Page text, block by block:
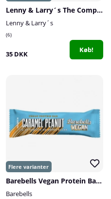
Lenny & Larry´s The Complete Cookie, 113 g
Lenny & Larry´s
6
35 DKK Køb!
Barebells Vegan Protein Bar, 55 g
Barebells